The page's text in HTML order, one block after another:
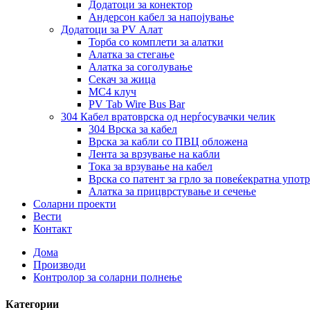
Додатоци за конектор
Андерсон кабел за напојување
Додатоци за PV Алат
Торба со комплети за алатки
Алатка за стегање
Алатка за соголување
Секач за жица
MC4 клуч
PV Tab Wire Bus Bar
304 Кабел вратоврска од нерѓосувачки челик
304 Врска за кабел
Врска за кабли со ПВЦ обложена
Лента за врзување на кабли
Тока за врзување на кабел
Врска со патент за грло за повеќекратна
Алатка за прицврстување и сечење
Соларни проекти
Вести
Контакт
Дома
Производи
Контролор за соларни полнење
Категории